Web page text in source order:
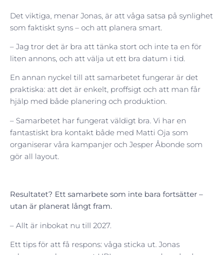
Det viktiga, menar Jonas, är att våga satsa på synlighet
som faktiskt syns – och att planera smart.
– Jag tror det är bra att tänka stort och inte ta en för
liten annons, och att välja ut ett bra datum i tid.
En annan nyckel till att samarbetet fungerar är det
praktiska: att det är enkelt, proffsigt och att man får
hjälp med både planering och produktion.
– Samarbetet har fungerat väldigt bra. Vi har en
fantastiskt bra kontakt både med Matti Oja som
organiserar våra kampanjer och Jesper Åbonde som
gör all layout.
Resultatet? Ett samarbete som inte bara fortsätter –
utan är planerat långt fram.
– Allt är inbokat nu till 2027.
Ett tips för att få respons: våga sticka ut. Jonas